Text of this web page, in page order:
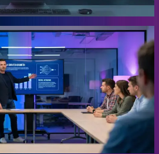
ohne Agentur.
Zeit für Marketing haben und trotzdem
übernimmt die Arbeit, für die du
müsstest. Ohne
Abstimmungsschleifen.